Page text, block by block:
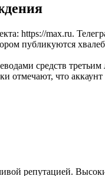
https://max.ru.
публикуются
средств
отмечают, что
репутацией.